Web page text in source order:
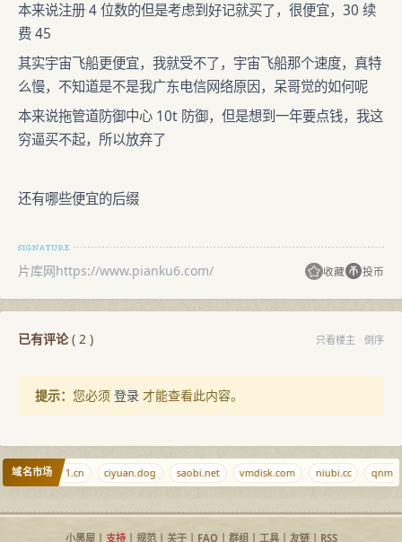
本来说注册 4 位数的但是考虑到好记就买了，很便宜，30 续
费 45
其实宇宙飞船更便宜，我就受不了，宇宙飞船那个速度，真特
么慢，不知道是不是我广东电信网络原因，呆哥觉的如何呢
本来说拖管道防御中心 10t 防御，但是想到一年要点钱，我这
穷逼买不起，所以放弃了
还有哪些便宜的后缀
片库网https://www.pianku6.com/ 收藏 投币
已有评论( 2 ) 只看楼主 倒序
提示： 您必须 登录 才能查看此内容。
域名市场nn1.cn ciyuan.dog saobi.net vmdisk.com niubi.cc
小黑屋| 支持| 规范| 关于| FAQ| 群组| 工具| 友链| RSS